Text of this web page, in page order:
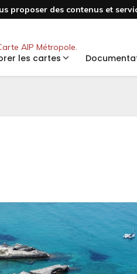
des contenus et
AIP Métropole.
les cartes